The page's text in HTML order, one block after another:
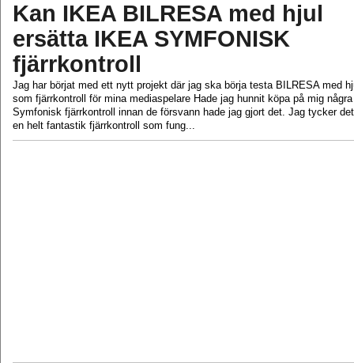
Kan IKEA BILRESA med hjul
ersätta IKEA SYMFONISK
fjärrkontroll
Jag har börjat med ett nytt projekt där jag ska börja testa BILRESA med
som fjärrkontroll för mina mediaspelare Hade jag hunnit köpa på mig några
Symfonisk fjärrkontroll innan de försvann hade jag gjort det. Jag tycker
en helt fantastik fjärrkontroll som fung...